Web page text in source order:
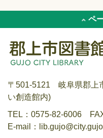
ペ
〒501-5121 岐阜県郡上
い創造館内)
TEL：0575-82-6006
E-mail：